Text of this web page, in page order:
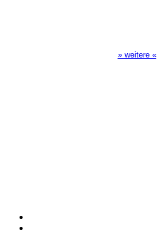
» weitere «